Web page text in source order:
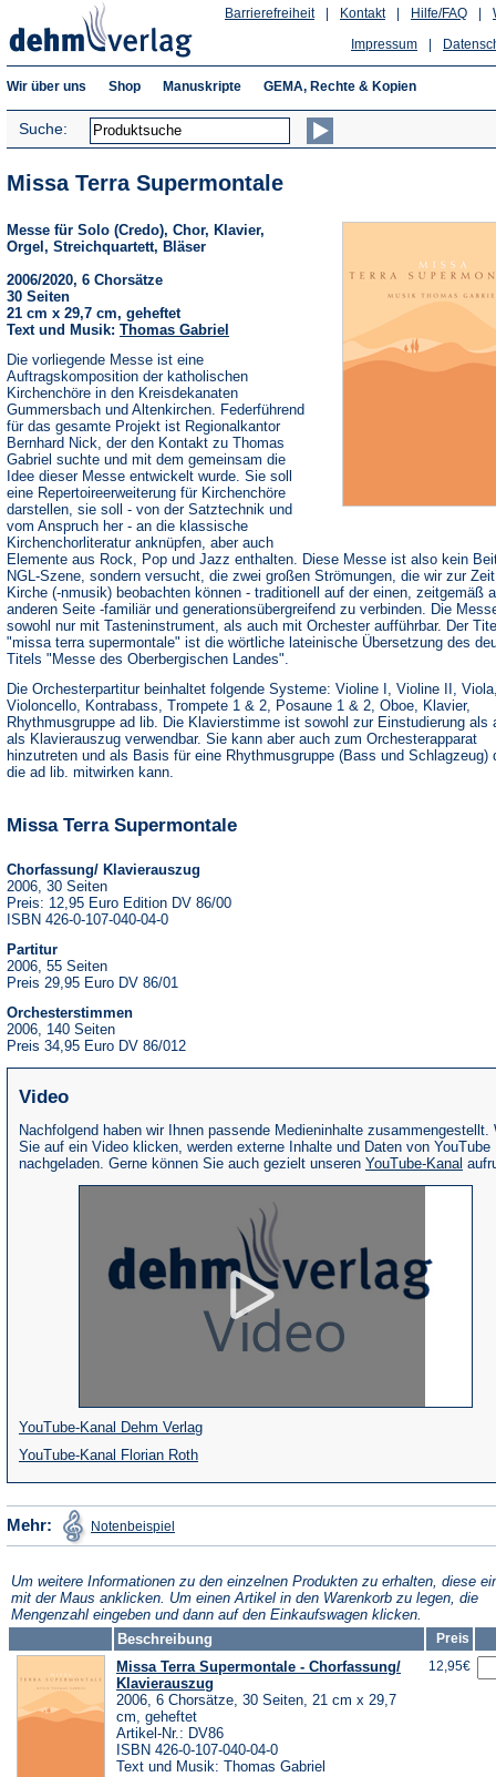
Hilfe/FAQ
Kontakt
Barrierefreiheit
Impressum
Wir über uns Shop Manuskripte GEMA, Rechte & Kopien
Suche:
Missa Terra Supermontale
Messe für Solo (Credo), Chor, Klavier,
Orgel, Streichquartett, Bläser
2006/2020, 6 Chorsätze
30 Seiten
21 cm x 29,7 cm, geheftet
Text und Musik: Thomas Gabriel
Die vorliegende Messe ist eine
Auftragskomposition der katholischen
Kirchenchöre in den Kreisdekanaten
Gummersbach und Altenkirchen. Federführend
für das gesamte Projekt ist Regionalkantor
Bernhard Nick, der den Kontakt zu Thomas
Gabriel suchte und mit dem gemeinsam die
Idee dieser Messe entwickelt wurde. Sie soll
eine Repertoireerweiterung für Kirchenchöre
darstellen, sie soll - von der Satztechnik und
vom Anspruch her - an die klassische
Kirchenchorliteratur anknüpfen, aber auch
Elemente aus Rock, Pop und Jazz enthalten. Diese Messe ist also kein
NGL-Szene, sondern versucht, die zwei großen Strömungen, die wir zur
Kirche (-nmusik) beobachten können - traditionell auf der einen, zeitgemäß
anderen Seite -familiär und generationsübergreifend zu verbinden. Die
sowohl nur mit Tasteninstrument, als auch mit Orchester aufführbar. Der
"missa terra supermontale" ist die wörtliche lateinische Übersetzung des
Titels "Messe des Oberbergischen Landes".
Die Orchesterpartitur beinhaltet folgende Systeme: Violine I, Violine II,
Violoncello, Kontrabass, Trompete 1 & 2, Posaune 1 & 2, Oboe, Klavier,
Rhythmusgruppe ad lib. Die Klavierstimme ist sowohl zur Einstudierung als
als Klavierauszug verwendbar. Sie kann aber auch zum Orchesterapparat
hinzutreten und als Basis für eine Rhythmusgruppe (Bass und Schlagzeug)
die ad lib. mitwirken kann.
Missa Terra Supermontale
Chorfassung/ Klavierauszug
2006, 30 Seiten
Preis: 12,95 Euro Edition DV 86/00
ISBN 426-0-107-040-04-0
Partitur
2006, 55 Seiten
Preis 29,95 Euro DV 86/01
Orchesterstimmen
2006, 140 Seiten
Preis 34,95 Euro DV 86/012
Video
Nachfolgend haben wir Ihnen passende Medieninhalte zusammengestellt.
Sie auf ein Video klicken, werden externe Inhalte und Daten von YouTube
nachgeladen. Gerne können Sie auch gezielt unseren YouTube-Kanal
YouTube-Kanal Dehm Verlag(Öffnet
einem
neuen
YouTube-Kanal Florian Roth(Öffnet
in
einem
Mehr: Notenbeispiel in
einem
Tab)
Um weitere Informationen zu den einzelnen Produkten zu erhalten, diese
mit der Maus anklicken. Um einen Artikel in den Warenkorb zu legen, die
Mengenzahl eingeben und dann auf den Einkaufswagen klicken.
Beschreibung
Preis
Missa Terra Supermontale - Chorfassung/
Klavierauszug
2006, 6 Chorsätze, 30 Seiten, 21 cm x 29,7
cm, geheftet
Artikel-Nr.: DV86
ISBN 426-0-107-040-04-0
Text und Musik: Thomas Gabriel
12,95€